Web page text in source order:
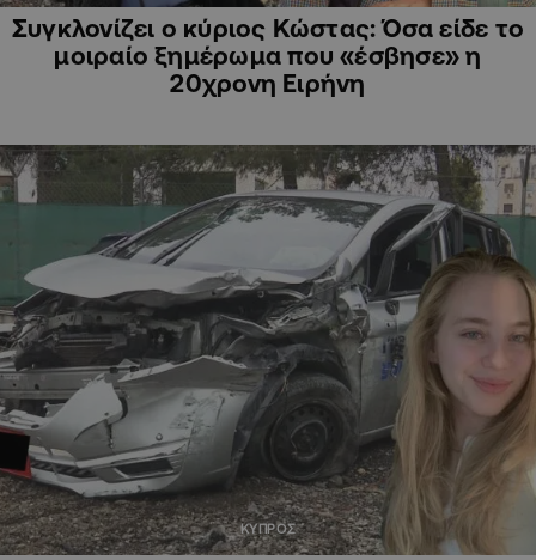
Συγκλονίζει ο κύριος Κώστας: Όσα είδε το
μοιραίο ξημέρωμα που «έσβησε» η
20χρονη Ειρήνη
ΚΥΠΡΟΣ